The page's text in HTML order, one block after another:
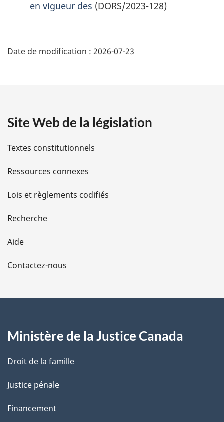
en vigueur des (DORS/2023-128)
é
i
l
s
d
e
l
a
e
Date de modification : 2026-07-23
Site Web de la législation
Textes constitutionnels
Ressources connexes
Lois et règlements codifiés
Recherche
Aide
Contactez-nous
Ministère de la Justice Canada
Droit de la famille
Justice pénale
Financement